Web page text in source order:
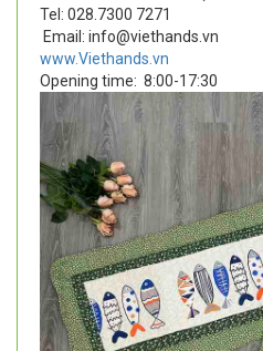
Tel: 028.7300 7271
Email: info@viethands.vn
www.Viethands.vn
Opening time: 8:00-17:30